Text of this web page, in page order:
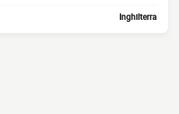
Inghilterra